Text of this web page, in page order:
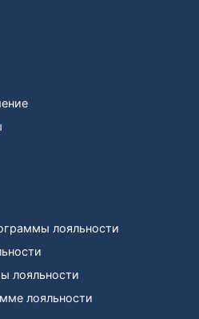
лояльности
лояльности
лояльности